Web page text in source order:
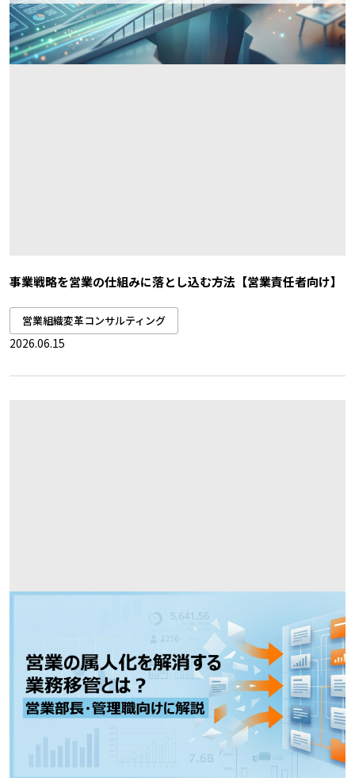
事業戦略を営業の仕組みに落とし込む方法【営業責任者向け】
営業組織変革コンサルティング
2026.06.15